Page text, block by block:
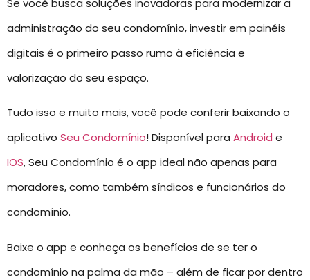
Se você busca soluções inovadoras para modernizar a
administração do seu condomínio, investir em painéis
digitais é o primeiro passo rumo à eficiência e
valorização do seu espaço.
Tudo isso e muito mais, você pode conferir baixando o
aplicativo Seu Condomínio! Disponível para Android e
IOS, Seu Condomínio é o app ideal não apenas para
moradores, como também síndicos e funcionários do
condomínio.
Baixe o app e conheça os benefícios de se ter o
condomínio na palma da mão – além de ficar por dentro